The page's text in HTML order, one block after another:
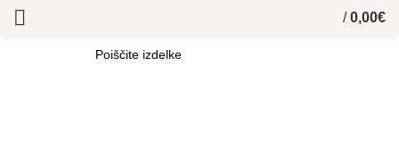
/ 0,00€